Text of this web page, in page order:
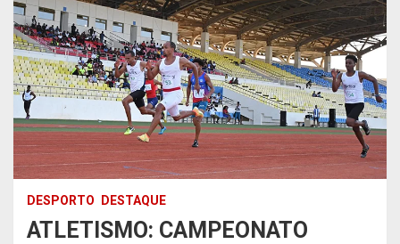
DESPORTO DESTAQUE
ATLETISMO: CAMPEONATO